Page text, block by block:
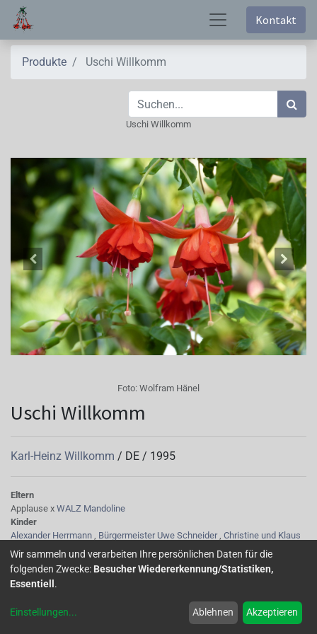
Kontakt
Produkte Uschi Willkomm
Uschi Willkomm
Foto: Wolfram Hänel
Uschi Willkomm
Karl-Heinz Willkomm / DE / 1995
Eltern
Applause x WALZ Mandoline
Kinder
Alexander Herrmann , Bürgermeister Uwe Schneider, Christine und Klaus
Harnisch
Greifensteine ,
Loreen
Tubus
helles orange mit Streifen
Sepalen
Korolle/Petalen
Wir sammeln und verarbeiten Ihre persönlichen Daten für die
folgenden Zwecke: Besucher Wiedererkennung/Statistiken,
Essentiell .
Einstellungen... Ablehnen Akzeptieren